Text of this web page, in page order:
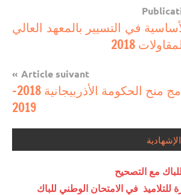
في التسيير بالمعهد العالي
2018
Article suivant
الإعلان عن برنامج منح الحكومة الأذربيجانية 2018-
2019
مع التصحيح
للتلاميذ في الامتحان الوطني للباك